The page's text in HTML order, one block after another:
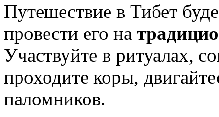
Путешествие в Тибет
провести его на
Участвуйте в ритуалах,
проходите коры,
паломников.